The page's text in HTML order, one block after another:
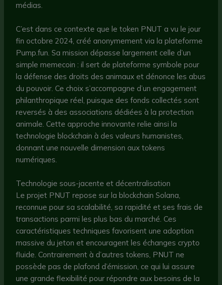
médias.
C’est dans ce contexte que le token PNUT a vu le jour
fin octobre 2024, créé anonymement via la plateforme
Pump.fun. Sa mission dépasse largement celle d’un
simple memecoin : il sert de plateforme symbole pour
la défense des droits des animaux et dénonce les abus
du pouvoir. Ce choix s’accompagne d’un engagement
philanthropique réel, puisque des fonds collectés sont
reversés à des associations dédiées à la protection
animale. Cette approche innovante relie ainsi la
technologie blockchain à des valeurs humanistes,
donnant une nouvelle dimension aux tokens
numériques.
Technologie sous-jacente et décentralisation
Le projet PNUT repose sur la blockchain Solana,
reconnue pour sa scalabilité, sa rapidité et ses frais de
transactions parmi les plus bas du marché. Ces
caractéristiques techniques favorisent une adoption
massive du jeton et encouragent les échanges crypto
fluide. Contrairement à d’autres tokens, PNUT ne
possède pas de plafond d’émission, ce qui lui assure
une grande flexibilité pour répondre aux besoins de la